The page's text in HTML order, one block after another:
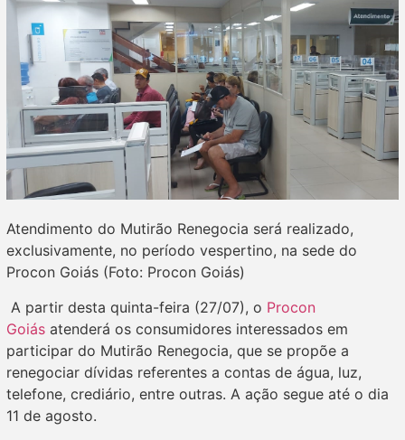
Atendimento do Mutirão Renegocia será realizado,
exclusivamente, no período vespertino, na sede do
Procon Goiás (Foto: Procon Goiás)
A partir desta quinta-feira (27/07), o Procon
Goiás atenderá os consumidores interessados em
participar do Mutirão Renegocia, que se propõe a
renegociar dívidas referentes a contas de água, luz,
telefone, crediário, entre outras. A ação segue até o dia
11 de agosto.